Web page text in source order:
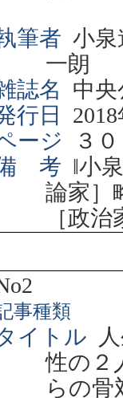
筆者 小泉
一朗
誌名
中央
行日
2018
ージ
３
考 ‖小
論家］
［政
事種類
イトル
性の２
らの